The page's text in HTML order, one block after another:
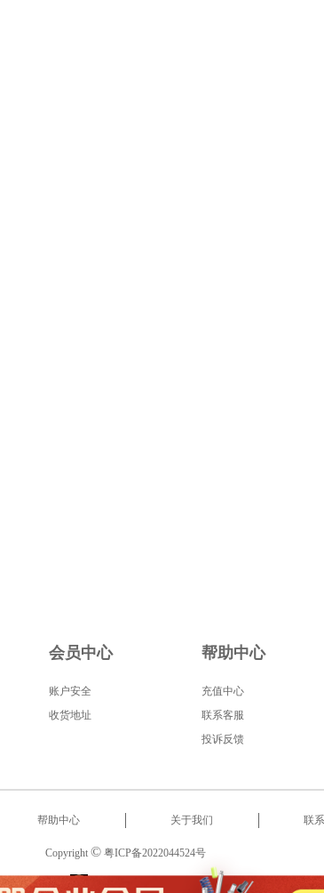
会员中心
账户安全
收货地址
帮助中心
充值中心
联系客服
投诉反馈
帮助中心 关于我们 联
Copyright © 粤ICP备2022044524号
18566522853 2022 东莞市启泰智能科技有限公司 版权所有